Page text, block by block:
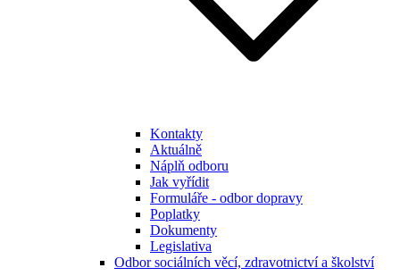
Kontakty
Aktuálně
Náplň odboru
Jak vyřídit
Formuláře - odbor dopravy
Poplatky
Dokumenty
Legislativa
Odbor sociálních věcí, zdravotnictví a školství